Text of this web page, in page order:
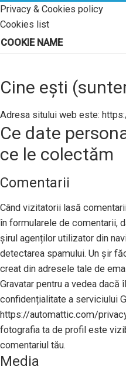
Privacy & Cookies policy
Cookies list
COOKIE NAME
Cine ești
Adresa sitului web este:
Ce date
ce le colectăm
Comentarii
Când vizitatorii lasă
în formularele de comentarii,
șirul agenților utilizator din
detectarea spamului. Un șir
creat din adresele tale de
Gravatar pentru a vedea
confidențialitate a serviciului
https://automattic.com/
fotografia ta de profil este
comentariul tău.
Media